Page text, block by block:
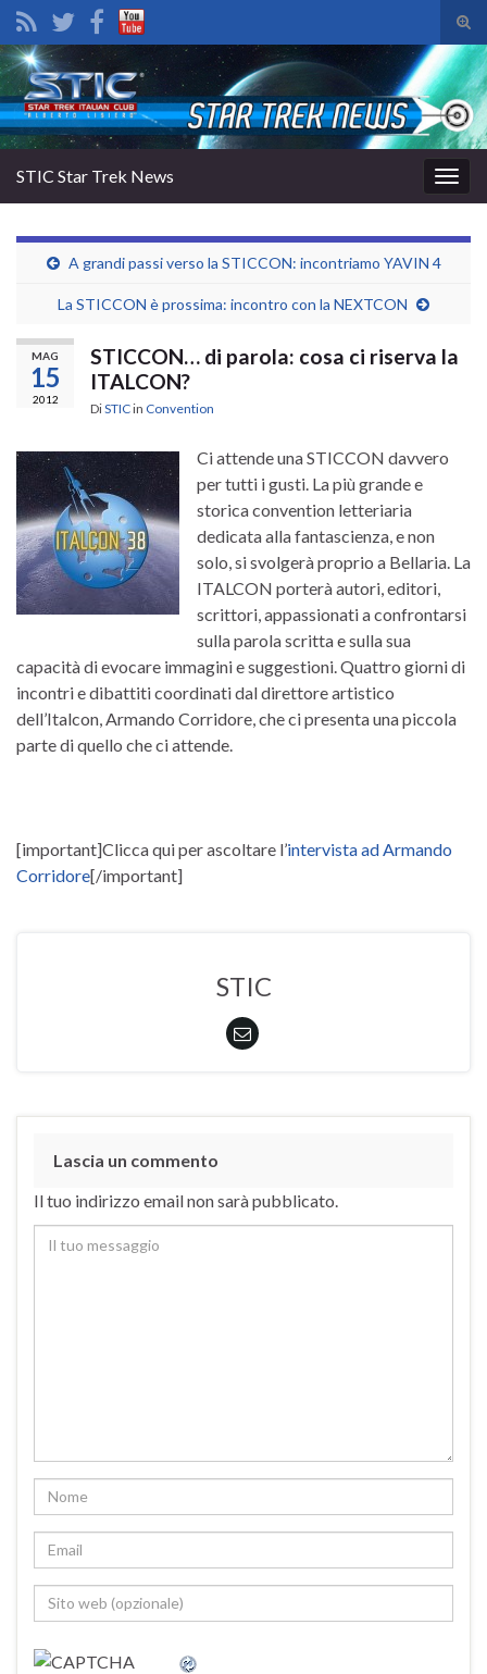
il
di
Search for:
la
STIC Star Trek News
A grandi passi verso la STICCON: incontriamo YAVIN 4
La STICCON è prossima: incontro con la NEXTCON
MAG
15
2012
STICCON… di parola: cosa ci riserva la
ITALCON?
DiSTICin Convention
Ci attende una STICCON davvero
per tutti i gusti. La più grande e
storica convention letteriaria
dedicata alla fantascienza, e non
solo, si svolgerà proprio a Bellaria. La
ITALCON porterà autori, editori,
scrittori, appassionati a confrontarsi
sulla parola scritta e sulla sua
capacità di evocare immagini e suggestioni. Quattro giorni di
incontri e dibattiti coordinati dal direttore artistico
dell’Italcon, Armando Corridore, che ci presenta una piccola
parte di quello che ci attende.
[important]Clicca qui per ascoltare l’intervista ad Armando
Corridore[/important]
STIC
Lascia un commento
Il tuo indirizzo email non sarà pubblicato.